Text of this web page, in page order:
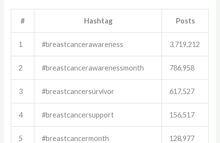
# Hashtag Posts
1 #breastcancerawareness 3,719,212
2 #breastcancerawarenessmonth 786,958
3 #breastcancersurvivor 617,527
4 #breastcancersupport 156,517
5 #breastcancermonth 128,977